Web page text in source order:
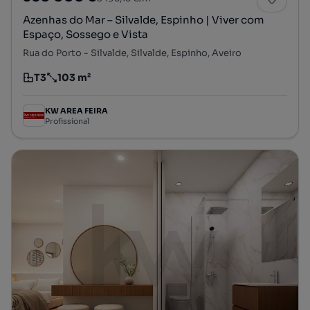
Azenhas do Mar – Silvalde, Espinho | Viver com
Espaço, Sossego e Vista
Rua do Porto - Silvalde, Silvalde, Espinho, Aveiro
Tipologia
T3
Preço por metro quadrado
103 m²
KW AREA FEIRA
Profissional